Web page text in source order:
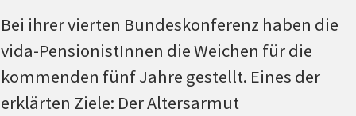
Bei ihrer vierten Bundeskonferenz haben die
vida-PensionistInnen die Weichen für die
kommenden fünf Jahre gestellt. Eines der
erklärten Ziele: Der Altersarmut